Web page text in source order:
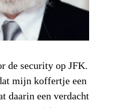
de security op JFK.
mijn koffertje een
daarin een verdacht